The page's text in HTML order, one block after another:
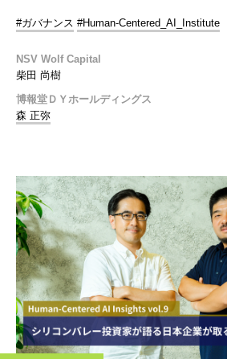
#ガバナンス #Human-Centered_AI_Institute
NSV Wolf Capital
柴田 尚樹
博報堂ＤＹホールディングス
森 正弥